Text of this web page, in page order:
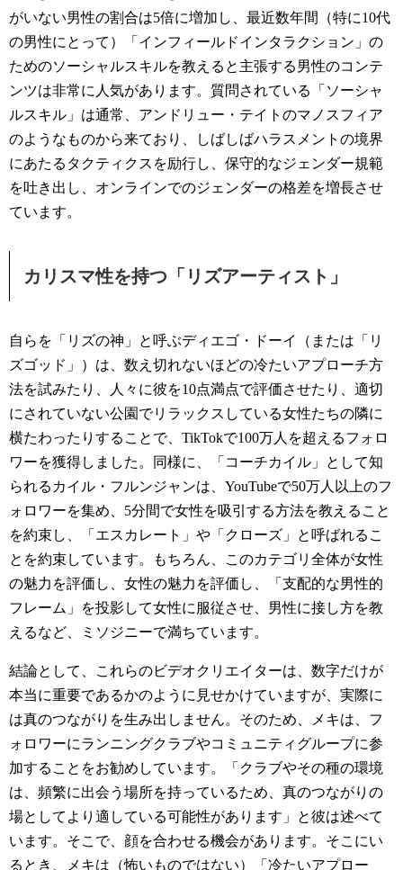
がいない男性の割合は5倍に増加し、最近数年間（特に10代
の男性にとって）「インフィールドインタラクション」の
ためのソーシャルスキルを教えると主張する男性のコンテ
ンツは非常に人気があります。質問されている「ソーシャ
ルスキル」は通常、アンドリュー・テイトのマノスフィア
のようなものから来ており、しばしばハラスメントの境界
にあたるタクティクスを励行し、保守的なジェンダー規範
を吐き出し、オンラインでのジェンダーの格差を増長させ
ています。
カリスマ性を持つ「リズアーティスト」
自らを「リズの神」と呼ぶディエゴ・ドーイ（または「リ
ズゴッド」）は、数え切れないほどの冷たいアプローチ方
法を試みたり、人々に彼を10点満点で評価させたり、適切
にされていない公園でリラックスしている女性たちの隣に
横たわったりすることで、TikTokで100万人を超えるフォロ
ワーを獲得しました。同様に、「コーチカイル」として知
られるカイル・フルンジャンは、YouTubeで50万人以上のフ
ォロワーを集め、5分間で女性を吸引する方法を教えること
を約束し、「エスカレート」や「クローズ」と呼ばれるこ
とを約束しています。もちろん、このカテゴリ全体が女性
の魅力を評価し、女性の魅力を評価し、「支配的な男性的
フレーム」を投影して女性に服従させ、男性に接し方を教
えるなど、ミソジニーで満ちています。
結論として、これらのビデオクリエイターは、数字だけが
本当に重要であるかのように見せかけていますが、実際に
は真のつながりを生み出しません。そのため、メキは、フ
ォロワーにランニングクラブやコミュニティグループに参
加することをお勧めしています。「クラブやその種の環境
は、頻繁に出会う場所を持っているため、真のつながりの
場としてより適している可能性があります」と彼は述べて
います。そこで、顔を合わせる機会があります。そこにい
るとき、メキは（怖いものではない）「冷たいアプロー